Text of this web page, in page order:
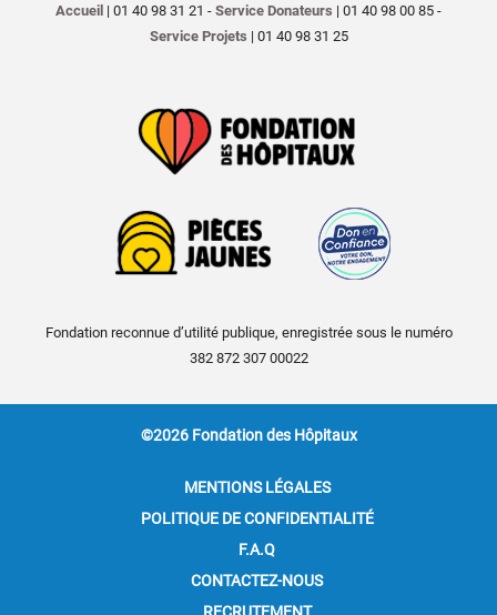
Accueil | 01 40 98 31 21 - Service Donateurs | 01 40 98 00 85 -
Service Projets | 01 40 98 31 25
Fondation reconnue d’utilité publique, enregistrée sous le numéro
382 872 307 00022
©2026 Fondation des Hôpitaux
MENTIONS LÉGALES
POLITIQUE DE CONFIDENTIALITÉ
F.A.Q
CONTACTEZ-NOUS
RECRUTEMENT